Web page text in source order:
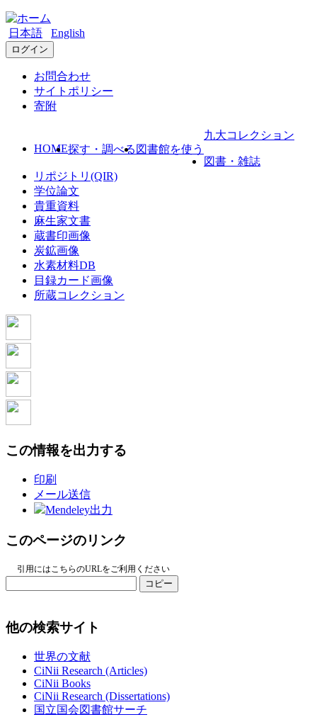
日本語 English
ログイン
お問合わせ
サイトポリシー
寄附
HOME探す・調べる 図書館を使う
九大コレクション
図書・雑誌
リポジトリ(QIR)
学位論文
貴重資料
麻生家文書
蔵書印画像
炭鉱画像
水素材料DB
目録カード画像
所蔵コレクション
この情報を出力する
印刷
メール送信
Mendeley出力
このページのリンク
引用にはこちらのURLをご利用ください
コピー
他の検索サイト
世界の文献
CiNii Research (Articles)
CiNii Books
CiNii Research (Dissertations)
国立国会図書館サーチ